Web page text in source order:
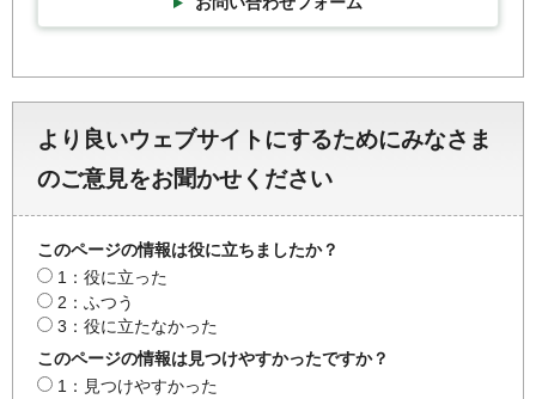
より良いウェブサイトにするためにみなさま
のご意見をお聞かせください
このページの情報は役に立ちましたか？
1：役に立った
2：ふつう
3：役に立たなかった
このページの情報は見つけやすかったですか？
1：見つけやすかった